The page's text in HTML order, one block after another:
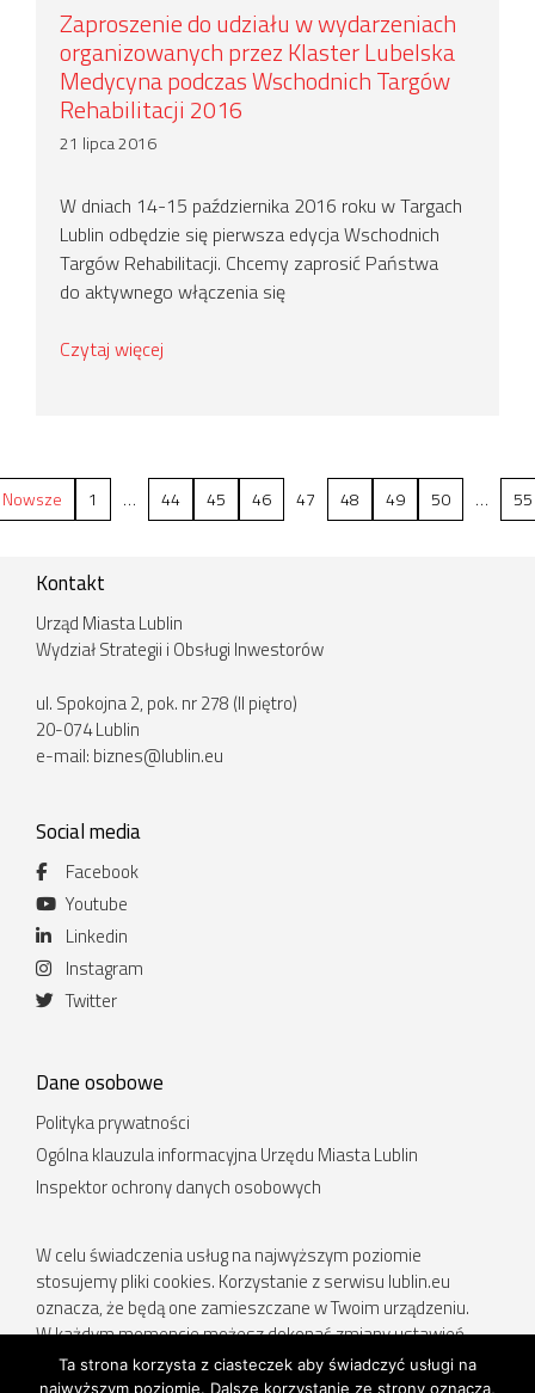
Zaproszenie do udziału w wydarzeniach
organizowanych przez Klaster Lubelska
Medycyna podczas Wschodnich Targów
Rehabilitacji 2016
21 lipca 2016
W dniach 14-15 października 2016 roku w Targach
Lublin odbędzie się pierwsza edycja Wschodnich
Targów Rehabilitacji. Chcemy zaprosić Państwa
do aktywnego włączenia się
Czytaj więcej
Nowsze 1 … 44 45 46 47 48 49 50 … 55
Kontakt
Urząd Miasta Lublin
Wydział Strategii i Obsługi Inwestorów
ul. Spokojna 2, pok. nr 278 (II piętro)
20-074 Lublin
e-mail: biznes@lublin.eu
Social media
Facebook
Youtube
Linkedin
Instagram
Twitter
Dane osobowe
Polityka prywatności
Ogólna klauzula informacyjna Urzędu Miasta Lublin
Inspektor ochrony danych osobowych
W celu świadczenia usług na najwyższym poziomie
stosujemy pliki cookies. Korzystanie z serwisu lublin.eu
oznacza, że będą one zamieszczane w Twoim urządzeniu.
W każdym momencie możesz dokonać zmiany ustawień
Twojej przeglądarki. Więcej informacji w Polityce prywatności.
Ta strona korzysta z ciasteczek aby świadczyć usługi na
najwyższym poziomie. Dalsze korzystanie ze strony oznacza,